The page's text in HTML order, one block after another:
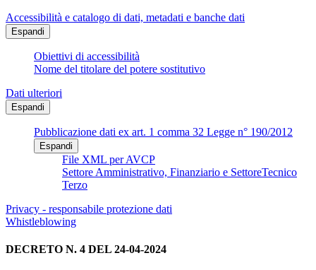
Accessibilità e catalogo di dati, metadati e banche dati
Espandi
Obiettivi di accessibilità
Nome del titolare del potere sostitutivo
Dati ulteriori
Espandi
Pubblicazione dati ex art. 1 comma 32 Legge n° 190/2012
Espandi
File XML per AVCP
Settore Amministrativo, Finanziario e SettoreTecnico
Terzo
Privacy - responsabile protezione dati
Whistleblowing
DECRETO N. 4 DEL 24-04-2024